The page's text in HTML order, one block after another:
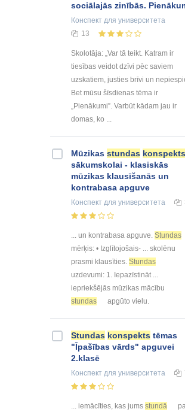
sociālajās zinībās.
Конспект для университета
13
Skolotāja: „Var tā teikt. Katram ir
tiesības veidot dzīvi pēc saviem
uzskatiem, justies brīvi un
Bet mūsu šīsdienas tēma ir
„Pienākumi”. Varbūt kādam jau ir
domas, ko ...
Mūzikas stundas konspekts
sākumskolai - klasiskās
mūzikas klausīšanās un
kontrabasa apguve
Конспект для университета
... un kontrabasa apguve. Stundas
mērķis: • Izglītojošais- ... skolēnu
prasmi klausīties. Stundas
uzdevumi: 1. Iepazīstināt ...
iepriekšējās mūzikas mācību
stundas
apgūto vielu.
Stundas konspekts tēmas
"Īpašības vārds" apguvei
2.klasē
Конспект для университета
... iemācīties, kas jums stundā